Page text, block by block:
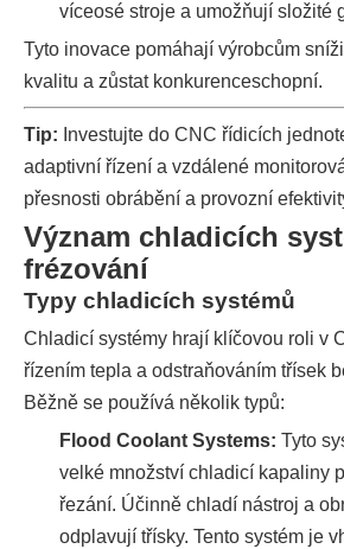
víceosé stroje a umožňují složité
Tyto inovace pomáhají výrobcům
kvalitu a zůstat konkurenceschopní.
Tip: Investujte do CNC řídicích
adaptivní řízení a vzdálené
přesnosti obrábění a provozní
Význam chladicích
frézování
Typy chladicích systémů
Chladicí systémy hrají klíčovou roli v
řízením tepla a odstraňováním třísek
Běžně se používá několik typů:
Flood Coolant Systems: Tyto
velké množství chladicí kapaliny
řezání. Účinně chladí nástroj a
odplavují třísky. Tento systém je